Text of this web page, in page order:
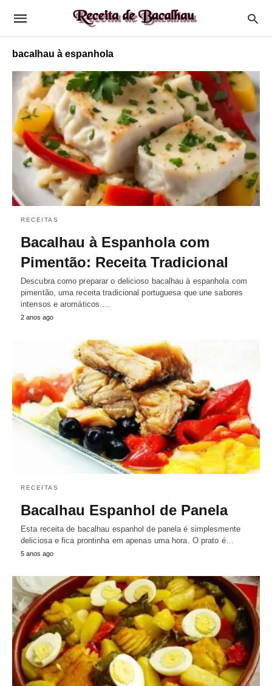
bacalhau à espanhola
RECEITAS
Bacalhau à Espanhola com
Pimentão: Receita Tradicional
Descubra como preparar o delicioso bacalhau à espanhola com
pimentão, uma receita tradicional portuguesa que une sabores
intensos e aromáticos.…
2 anos ago
RECEITAS
Bacalhau Espanhol de Panela
Esta receita de bacalhau espanhol de panela é simplesmente
deliciosa e fica prontinha em apenas uma hora. O prato é…
5 anos ago